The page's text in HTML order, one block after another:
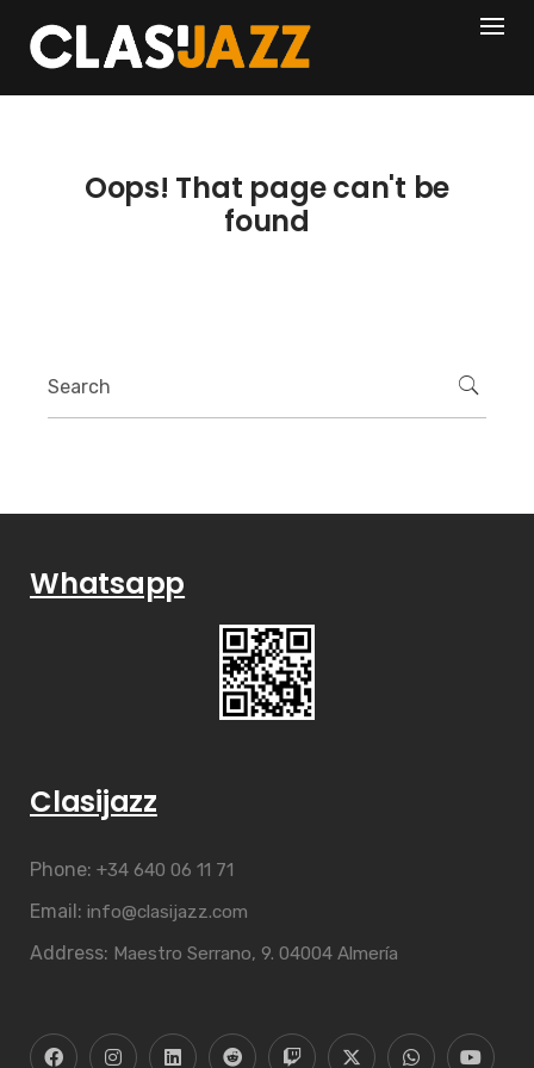
content
404
Oops! That page can't be
found
Whatsapp
Clasijazz
Phone: +34 640 06 11 71
Email: info@clasijazz.com
Address: Maestro Serrano, 9. 04004 Almería